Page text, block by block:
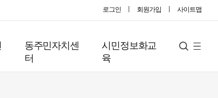
로그인 회원가입 사이트맵
동주민자치센
터
시민정보화교
육
검
사
트